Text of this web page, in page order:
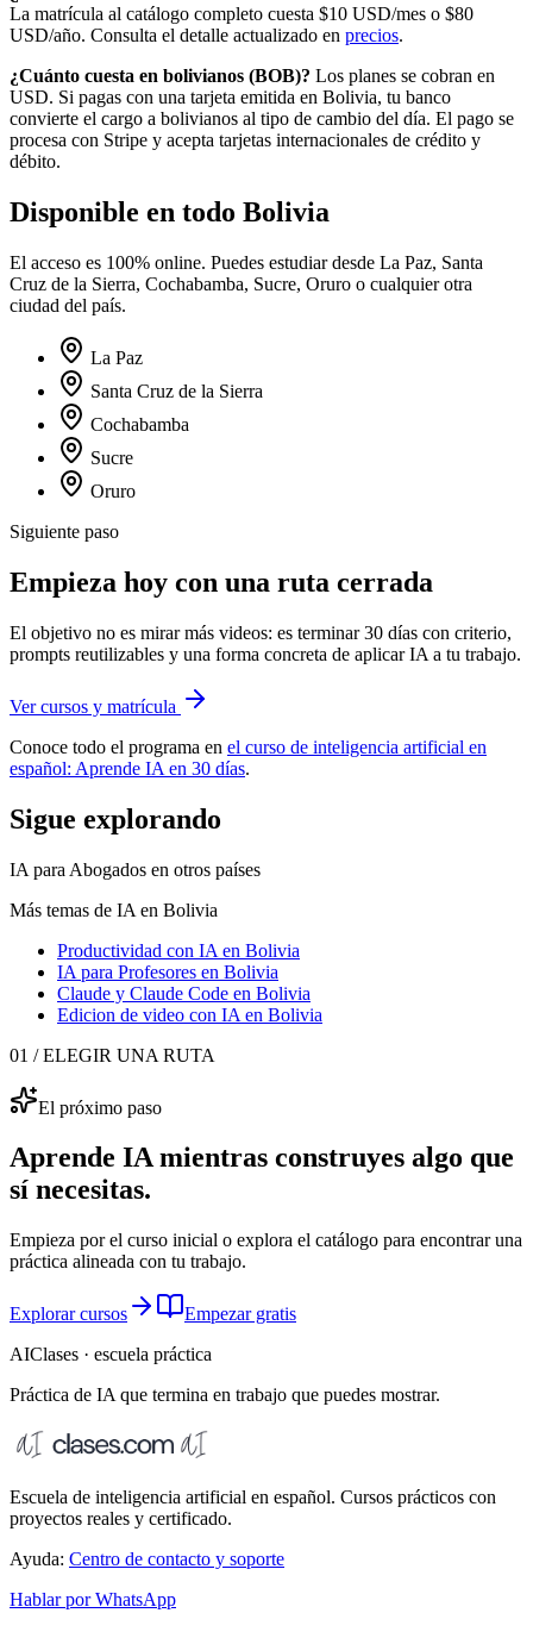
La matrícula al catálogo completo cuesta $10 USD/mes o $80
USD/año. Consulta el detalle actualizado en precios.
¿Cuánto cuesta en bolivianos (BOB)? Los planes se cobran en
USD. Si pagas con una tarjeta emitida en Bolivia, tu banco
convierte el cargo a bolivianos al tipo de cambio del día. El pago se
procesa con Stripe y acepta tarjetas internacionales de crédito y
débito.
Disponible en todo Bolivia
El acceso es 100% online. Puedes estudiar desde La Paz, Santa
Cruz de la Sierra, Cochabamba, Sucre, Oruro o cualquier otra
ciudad del país.
La Paz
Santa Cruz de la Sierra
Cochabamba
Sucre
Oruro
Siguiente paso
Empieza hoy con una ruta cerrada
El objetivo no es mirar más videos: es terminar 30 días con criterio,
prompts reutilizables y una forma concreta de aplicar IA a tu trabajo.
Ver cursos y matrícula
Conoce todo el programa en el curso de inteligencia artificial en
español: Aprende IA en 30 días.
Sigue explorando
IA para Abogados en otros países
Más temas de IA en Bolivia
Productividad con IA en Bolivia
IA para Profesores en Bolivia
Claude y Claude Code en Bolivia
Edicion de video con IA en Bolivia
01 / ELEGIR UNA RUTA
El próximo paso
Aprende IA mientras construyes algo que
sí necesitas.
Empieza por el curso inicial o explora el catálogo para encontrar una
práctica alineada con tu trabajo.
Explorar cursos
Empezar gratis
AIClases · escuela práctica
Práctica de IA que termina en trabajo que puedes mostrar.
Escuela de inteligencia artificial en español. Cursos prácticos con
proyectos reales y certificado.
Ayuda: Centro de contacto y soporte
Hablar por WhatsApp